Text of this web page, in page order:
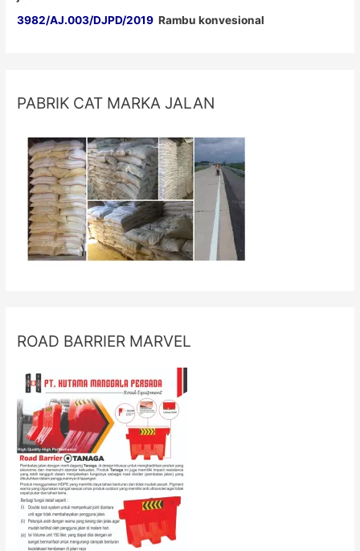
3982/AJ.003/DJPD/2019 Rambu konvesional
PABRIK CAT MARKA JALAN
ROAD BARRIER MARVEL